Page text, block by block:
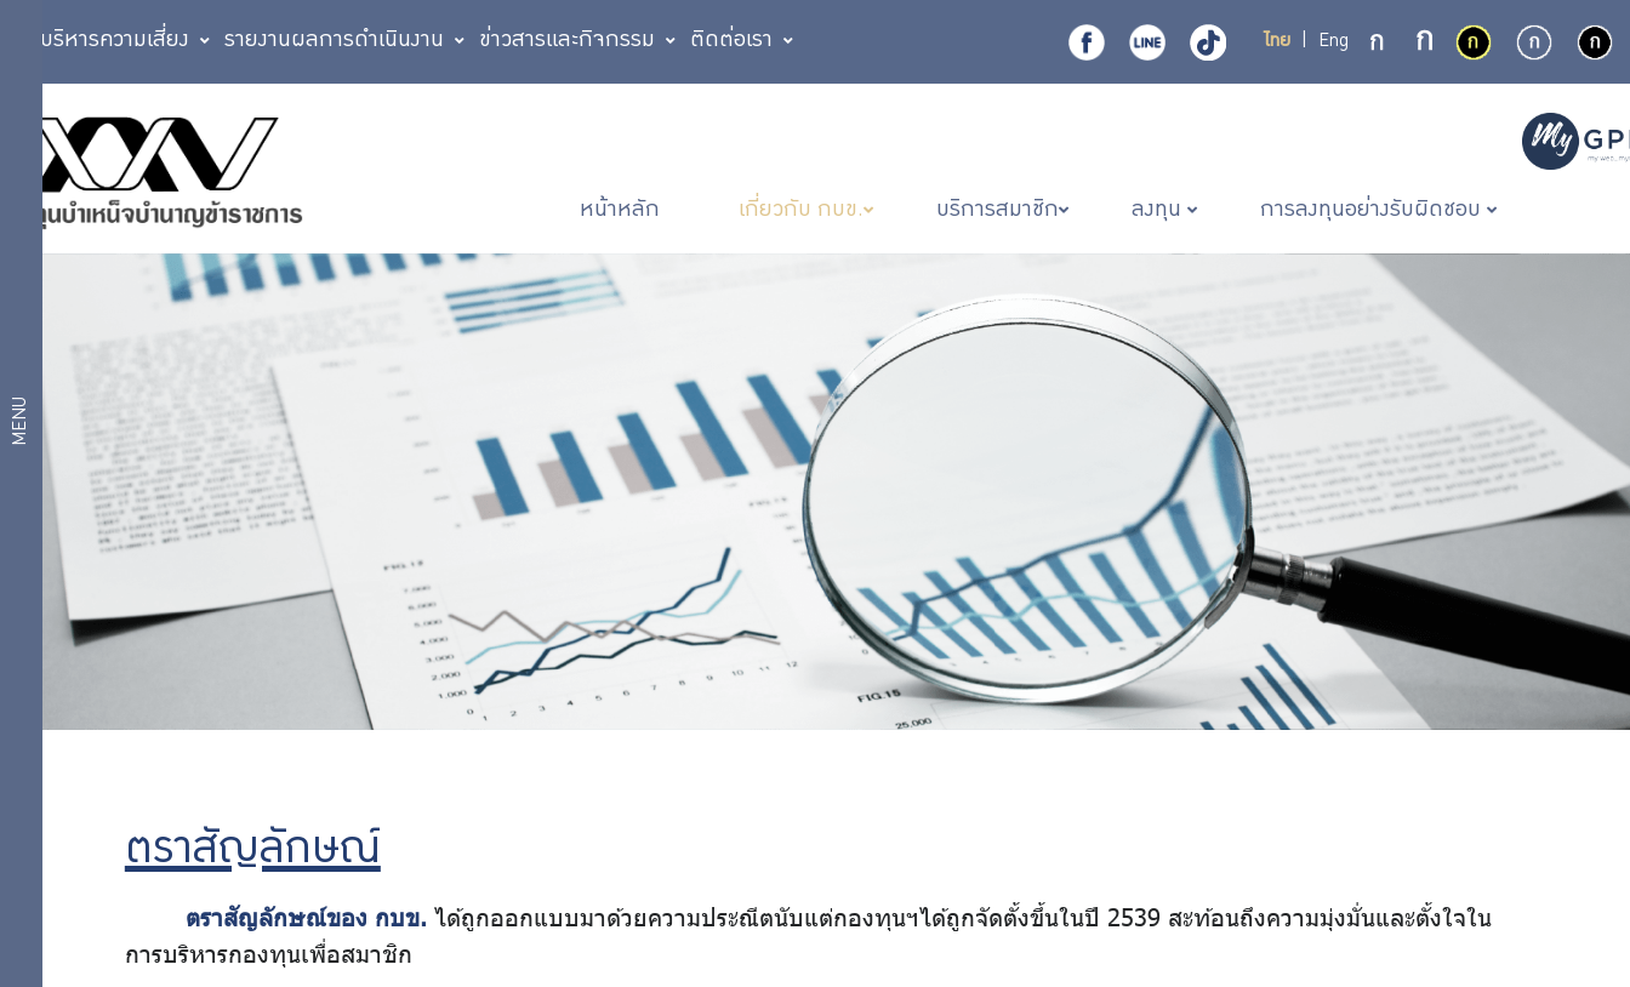
ไทย Eng
การบริหารความเสี่ยง รายงานผลการดำเนินงาน ข่าวสารและกิจกรรม ติดต่อเรา
หน้าหลัก เกี่ยวกับ กบข. บริการสมาชิก ลงทุน การลงทุนอย่างรับผิดชอบ
MENU
กับ
กบข.
องค์กร
สถิติ
สำคัญ
สัญลักษณ์
วิสัยทัศน์
แผนการ
บริหารงาน
และผลการ
ดำเนินงาน
ตามแผน
ยุทธศาสตร์
กฎหมายที่
ข้อมูลส่วน
ตราสัญลักษณ์
ตราสัญลักษณ์ของ กบข. ได้ถูกออกแบบมาด้วยความประณีตนับแต่กองทุนฯได้ถูกจัดตั้งขึ้นในปี 2539 สะท้อนถึงความมุ่งมั่นและตั้งใจใน
การบริหารกองทุนเพื่อสมาชิก